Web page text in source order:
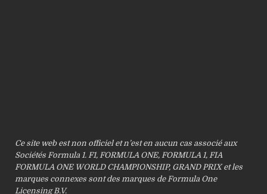
Ce site web est non officiel et n’est en aucun cas associé aux
Sociétés Formula 1. F1, FORMULA ONE, FORMULA 1, FIA
FORMULA ONE WORLD CHAMPIONSHIP, GRAND PRIX et les
marques connexes sont des marques de Formula One
Licensing B.V.